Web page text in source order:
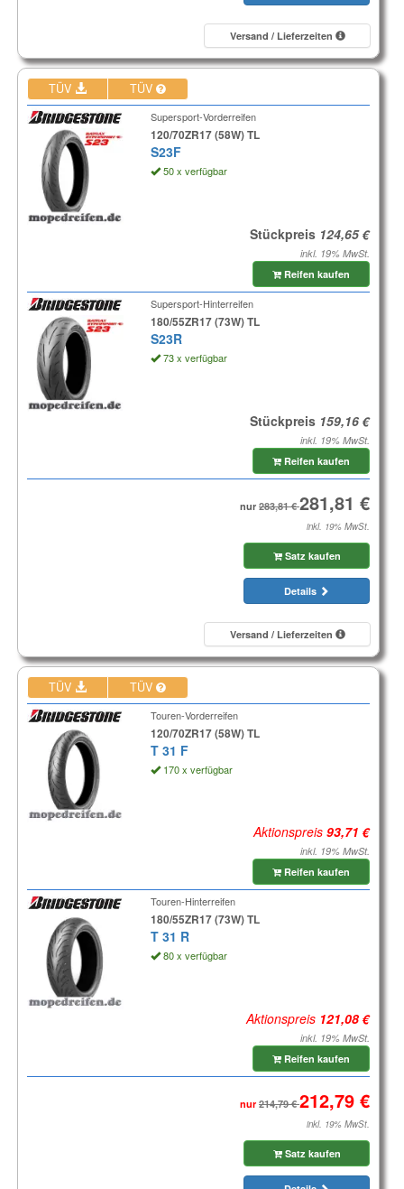
Versand / Lieferzeiten
TÜV TÜV
Supersport-Vorderreifen
120/70ZR17 (58W) TL
S23F
50 x verfügbar
Stückpreis
inkl. 19% MwSt.
Reifen kaufen
Supersport-Hinterreifen
180/55ZR17 (73W) TL
S23R
73 x verfügbar
Stückpreis
inkl. 19% MwSt.
Reifen kaufen
nur
inkl. 19% MwSt.
Satz kaufen
Details
Versand / Lieferzeiten
TÜV TÜV
Touren-Vorderreifen
120/70ZR17 (58W) TL
T 31 F
170 x verfügbar
Aktionspreis
inkl. 19% MwSt.
Reifen kaufen
Touren-Hinterreifen
180/55ZR17 (73W) TL
T 31 R
80 x verfügbar
Aktionspreis
inkl. 19% MwSt.
Reifen kaufen
nur
inkl. 19% MwSt.
Satz kaufen